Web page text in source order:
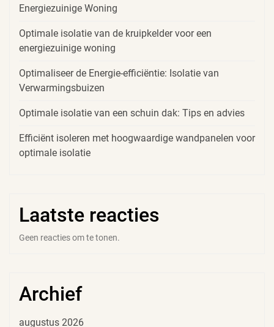
Energiezuinige Woning
Optimale isolatie van de kruipkelder voor een
energiezuinige woning
Optimaliseer de Energie-efficiëntie: Isolatie van
Verwarmingsbuizen
Optimale isolatie van een schuin dak: Tips en advies
Efficiënt isoleren met hoogwaardige wandpanelen voor
optimale isolatie
Laatste reacties
Geen reacties om te tonen.
Archief
augustus 2026